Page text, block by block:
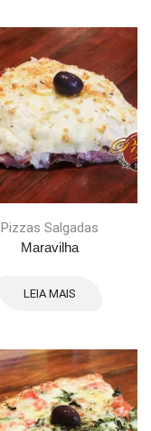
Pizzas Salgadas
Maravilha
LEIA MAIS